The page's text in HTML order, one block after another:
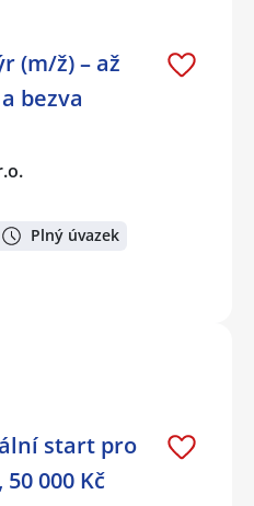
(m/ž) – až
bezva
Plný úvazek
start pro
000 Kč